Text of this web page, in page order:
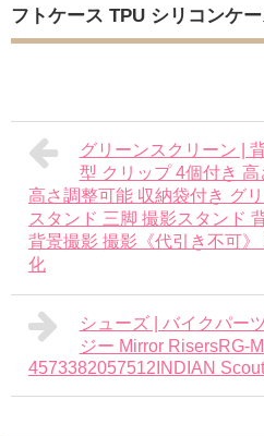
フトケース TPU シリコンケ
グリーンスクリーン |
型 クリップ 4個付き
高さ調整可能 収納袋付き グ
スタンド 三脚 撮影スタンド
背景撮影 撮影《代引き不可
化
シューズ | バイクパー
ジー Mirror RisersRG-
4573382057512INDIAN